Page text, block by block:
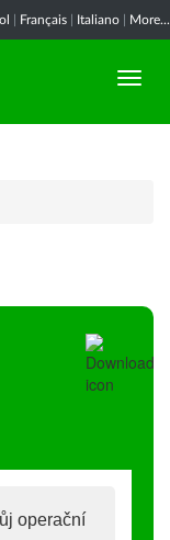
Français Italiano More...
operační